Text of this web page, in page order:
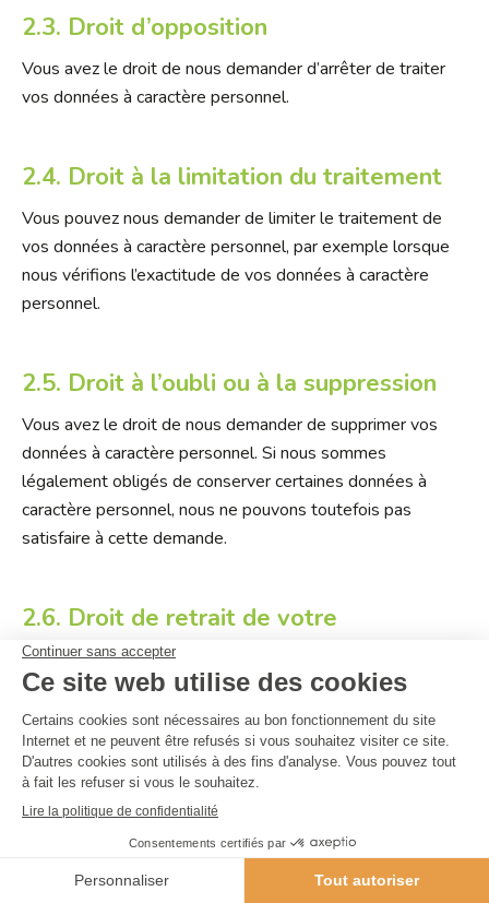
2.3. Droit d’opposition
Vous avez le droit de nous demander d’arrêter de traiter
vos données à caractère personnel.
2.4. Droit à la limitation du traitement
Vous pouvez nous demander de limiter le traitement de
vos données à caractère personnel, par exemple lorsque
nous vérifions l’exactitude de vos données à caractère
personnel.
2.5. Droit à l’oubli ou à la suppression
Vous avez le droit de nous demander de supprimer vos
données à caractère personnel. Si nous sommes
légalement obligés de conserver certaines données à
caractère personnel, nous ne pouvons toutefois pas
satisfaire à cette demande.
2.6. Droit de retrait de votre
consentement
En cas de traitements de données à caractère personnel
basés sur votre consentement, ce consentement peut être
retiré.
2.7. Droit d’introduire une réclamation
auprès de l’autorité de contrôle